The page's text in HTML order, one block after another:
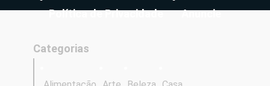
Política de Privacidade Anuncie
Categorias